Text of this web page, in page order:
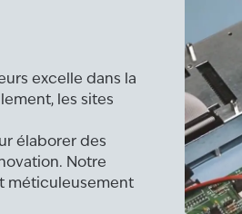
excelle dans la
les sites
élaborer des
Notre
méticuleusement